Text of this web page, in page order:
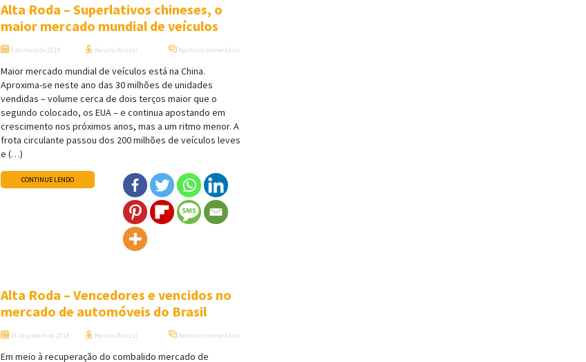
Alta Roda – Superlativos chineses, o
maior mercado mundial de veículos
3 de maio de 2018 Renato Parizzi Nenhum comentário
Maior mercado mundial de veículos está na China.
Aproxima-se neste ano das 30 milhões de unidades
vendidas – volume cerca de dois terços maior que o
segundo colocado, os EUA – e continua apostando em
crescimento nos próximos anos, mas a um ritmo menor. A
frota circulante passou dos 200 milhões de veículos leves
e (…)
CONTINUE LENDO
Alta Roda – Vencedores e vencidos no
mercado de automóveis do Brasil
18 de janeiro de 2018 Renato Parizzi Nenhum comentário
Em meio à recuperação do combalido mercado de